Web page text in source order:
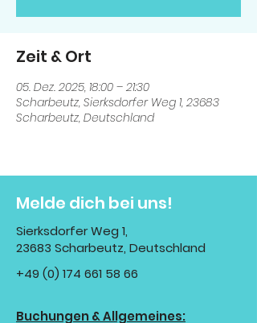
Zeit & Ort
05. Dez. 2025, 18:00 – 21:30
Scharbeutz, Sierksdorfer Weg 1, 23683
Scharbeutz, Deutschland
Melde dich bei uns!
Sierksdorfer Weg 1,
23683 Scharbeutz, Deutschland
+49 (0) 174 661 58 66
Buchungen & Allgemeines: